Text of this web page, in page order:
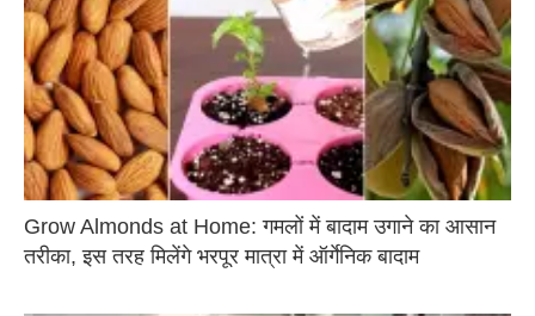
Grow Almonds at Home: गमलों में बादाम उगाने का आसान
तरीका, इस तरह मिलेंगे भरपूर मात्रा में ऑर्गेनिक बादाम